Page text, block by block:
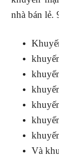
nhà bán lẻ.
Và